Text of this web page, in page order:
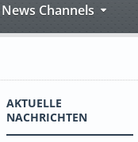
News Channels
AKTUELLE
NACHRICHTEN